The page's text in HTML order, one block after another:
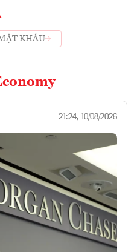
KHẨU
21:24, 10/08/2026